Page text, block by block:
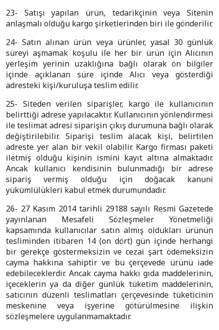
23- Satışı yapılan ürün, tedarikçinin veya Sitenin
anlaşmalı olduğu kargo şirketlerinden biri ile gönderilir.
24- Satın alınan ürün veya ürünler, yasal 30 günlük
süreyi aşmamak koşulu ile her bir ürün için Alıcının
yerleşim yerinin uzaklığına bağlı olarak ön bilgiler
içinde açıklanan süre içinde Alıcı veya gösterdiği
adresteki kişi/kuruluşa teslim edilir.
25- Siteden verilen siparişler, kargo ile kullanıcının
belirttiği adrese yapılacaktır. Kullanıcının yönlendirmesi
ile teslimat adresi siparişin çıkış durumuna bağlı olarak
değiştirilebilir. Siparişi teslim alacak kişi, belirtilen
adreste yer alan bir vekil olabilir. Kargo firması paketi
iletmiş olduğu kişinin ismini kayıt altına almaktadır.
Ancak kullanıcı kendisinin bulunmadığı bir adrese
sipariş vermiş olduğu için doğacak kanuni
yükümlülükleri kabul etmek durumundadır.
26- 27 Kasım 2014 tarihli 29188 sayılı Resmi Gazetede
yayınlanan Mesafeli Sözleşmeler Yönetmeliği
kapsamında kullanıcılar satın almış oldukları ürünün
tesliminden itibaren 14 (on dört) gün içinde herhangi
bir gerekçe göstermeksizin ve cezai şart ödemeksizin
cayma hakkına sahiptir ve bu çerçevede ürünü iade
edebileceklerdir. Ancak cayma hakkı gıda maddelerinin,
içeceklerin ya da diğer günlük tüketim maddelerinin,
satıcının düzenli teslimatları çerçevesinde tüketicinin
meskenine veya işyerine götürülmesine ilişkin
sözleşmelere uygulanmamaktadır.